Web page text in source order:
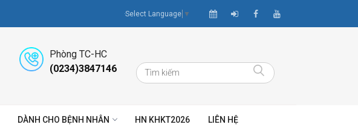
Select Language ▼
Phòng TC-HC
(0234)3847146
DÀNH CHO BỆNH NHÂN HN KHKT2026 LIÊN HỆ